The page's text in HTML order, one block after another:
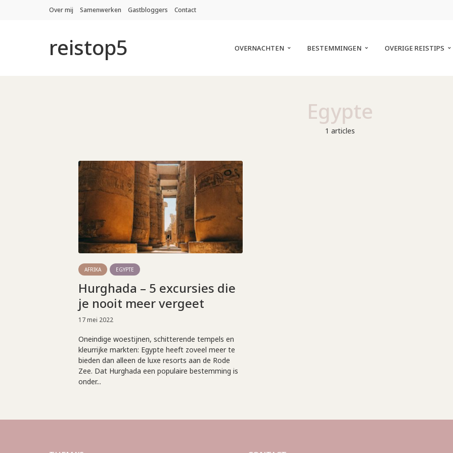
Over mij Samenwerken Gastbloggers Contact
reistop5 OVERNACHTEN BESTEMMINGEN OVERIGE REISTIPS
Egypte
1 articles
AFRIKA EGYPTE
Hurghada – 5 excursies die
je nooit meer vergeet
17 mei 2022
Oneindige woestijnen, schitterende tempels en
kleurrijke markten: Egypte heeft zoveel meer te
bieden dan alleen de luxe resorts aan de Rode
Zee. Dat Hurghada een populaire bestemming is
onder...